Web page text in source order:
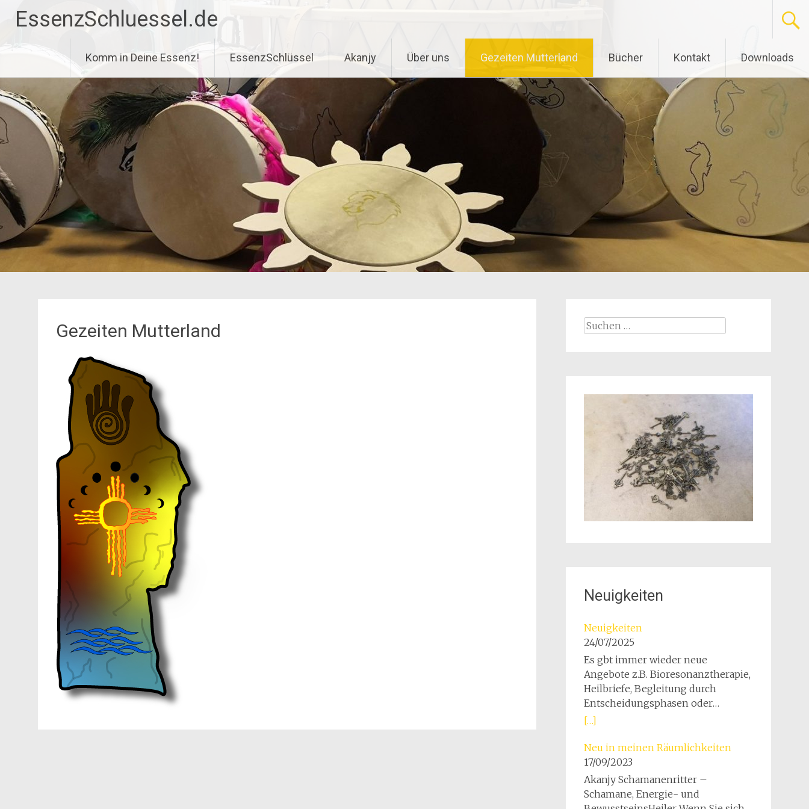
InhaltEssenzSchluessel.de
Komm in Deine Essenz! EssenzSchlüssel Akanjy Über uns Gezeiten Mutterland Bücher Kontakt Downloads
Gezeiten Mutterland
Suchen
Neuigkeiten
Neuigkeiten
24/07/2025
Es gbt immer wieder neue
Angebote z.B. Bioresonanztherapie,
Heilbriefe, Begleitung durch
Entscheidungsphasen oder
persönliche Krisen Wir suchen Ein
Leben Menschen und Tiere im
Miteinander zu unterstützen.
Gerne würden wir hier im schönen
Ortenaukreis einen klenen
Bauernhof für unseren Heilplatz für
[…]
Neu in meinen Räumlichkeiten
17/09/2023
Akanjy Schamanenritter –
Schamane, Energie- und